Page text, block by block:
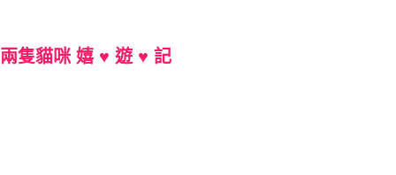
兩隻貓咪 嬉 ♥ 遊 ♥ 記